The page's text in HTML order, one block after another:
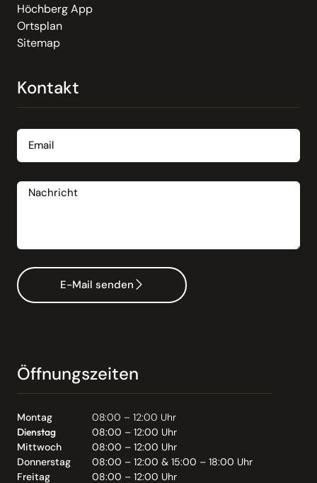
Höchberg App
Ortsplan
Sitemap
Kontakt
E-Mail senden
Öffnungszeiten
Montag
08:00 – 12:00 Uhr
Dienstag
08:00 – 12:00 Uhr
Mittwoch
08:00 – 12:00 Uhr
Donnerstag
08:00 – 12:00 & 15:00 – 18:00 Uhr
Freitag
08:00 – 12:00 Uhr